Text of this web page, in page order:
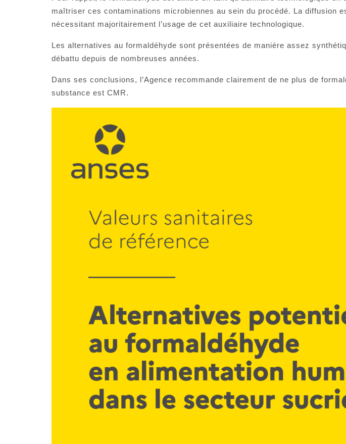
maîtriser ces contaminations microbiennes au sein du procédé. La diffusion
nécessitant majoritairement l’usage de cet auxiliaire technologique.
Les alternatives au formaldéhyde sont présentées de manière assez
débattu depuis de nombreuses années.
Dans ses conclusions, l’Agence recommande clairement de ne plus de
substance est CMR.